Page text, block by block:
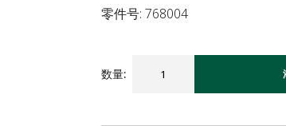
零件号: 768004
数量: